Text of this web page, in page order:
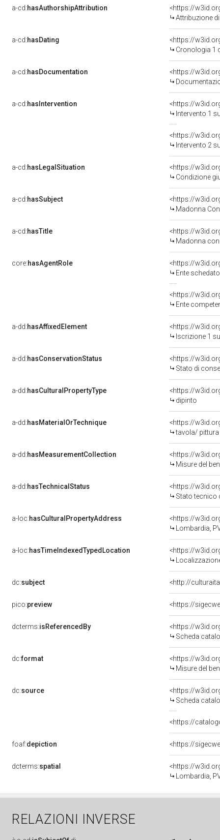
a-cd:hasAuthorshipAttribution
Attribuzione
a-cd:hasDating
<https://
Cronologia 1
a-cd:hasDocumentation
a-cd:hasIntervention
<https://
Intervento 1
<https://
Intervento 2
a-cd:hasLegalSituation
Condizione
a-cd:hasSubject
<https://
Madonna
a-cd:hasTitle
<https://
Madonna
core:hasAgentRole
<https://
Ente schedatore del bene
<https://
Ente competente per
a-dd:hasAffixedElement
<https://
Iscrizione 1
a-dd:hasConservationStatus
<https://
Stato di
a-dd:hasCulturalPropertyType
<https://
dipinto
a-dd:hasMaterialOrTechnique
<https://
tavola/
a-dd:hasMeasurementCollection
<https://
Misure del
a-dd:hasTechnicalStatus
<https://
Stato tecnico
a-loc:hasCulturalPropertyAddress
<https://
Lombardia,
a-loc:hasTimeIndexedTypedLocation
<https://
dc:subject <http://
pico:preview <https://
dcterms:isReferencedBy
<https://
Scheda
dc:format
<https://
Misure del
dc:source
<https://
Scheda
<https://
foaf:depiction <https://
dcterms:spatial
<https://
Lombardia,
RELAZIONI INVERSE